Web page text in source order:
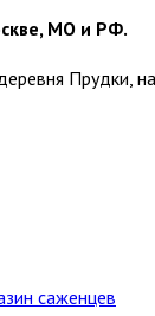
МО и РФ.
Прудки,